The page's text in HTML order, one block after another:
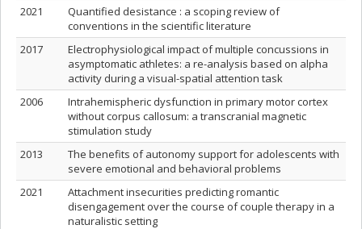
2021
Quantified desistance : a scoping review of
conventions in the scientific literature
2017
Electrophysiological impact of multiple concussions in
asymptomatic athletes: a re-analysis based on alpha
activity during a visual-spatial attention task
2006
Intrahemispheric dysfunction in primary motor cortex
without corpus callosum: a transcranial magnetic
stimulation study
2013
The benefits of autonomy support for adolescents with
severe emotional and behavioral problems
2021
Attachment insecurities predicting romantic
disengagement over the course of couple therapy in a
naturalistic setting